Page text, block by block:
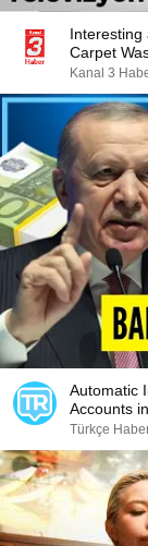
Interesting
Carpet
Kanal 3
Automatic
Accounts
Türkçe